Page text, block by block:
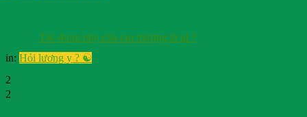
Tác dụng phụ của rau mương là gì ?
in: Hỏi lương y ? ☯️
2
2